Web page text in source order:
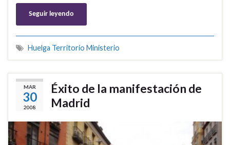
Seguir leyendo
Huelga Territorio Ministerio
MAR
30
2008
Éxito de la manifestación de
Madrid